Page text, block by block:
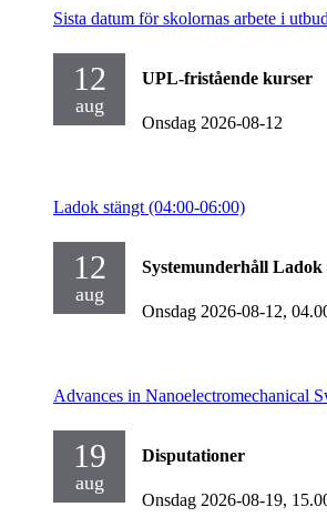
Sista datum för skolornas arbete i
12
aug
UPL-fristående kurser
Onsdag 2026-08-12
Ladok stängt (04:00-06:00)
12
aug
Systemunderhåll Ladok
Onsdag 2026-08-12,
Advances in Nanoelectromechanical
19
aug
Disputationer
Onsdag 2026-08-19,